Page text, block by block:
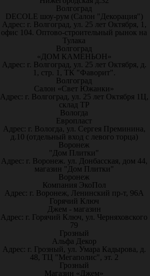
Волгоград
DECOLE шоу-рум (Салон "Декорация")
Адрес: г. Волгоград, ул. 25 лет Октября, 1,
офис 104. Оптово-строительный рынок на
Тулака
Волгоград
«ДОМ КАМЕНЬОН»
Адрес: г. Волгоград, ул. 25 лет Октября, д.
1, стр. 1, ТК "Фаворит".
Волгоград
Салон «Свет Южанки»
Адрес: г. Волгоград, ул. 25 лет Октября 1Ц,
склад ТР
Вологда
Европласт
Адрес: г. Вологда, ул. Сергея Преминина,
д.10 (отдельный вход с левого торца)
Воронеж
"Дом Плитки"
Адрес: г. Воронеж. ул. Донбасская, дом 44,
магазин "Дом Плитки"
Воронеж
Компания ЭкоПол
Адрес: г. Воронеж, Ленинский пр-т, 96А
Горячий Ключ
Джем - магазин
Адрес: г. Горячий Ключ, ул. Черняховского
79
Грозный
Альфа Декор
Адрес: г. Грозный, ул. Умара Кадырова, д.
48, ТЦ "Мегаполис", эт. 2
Грозный
Магазин «Джем»